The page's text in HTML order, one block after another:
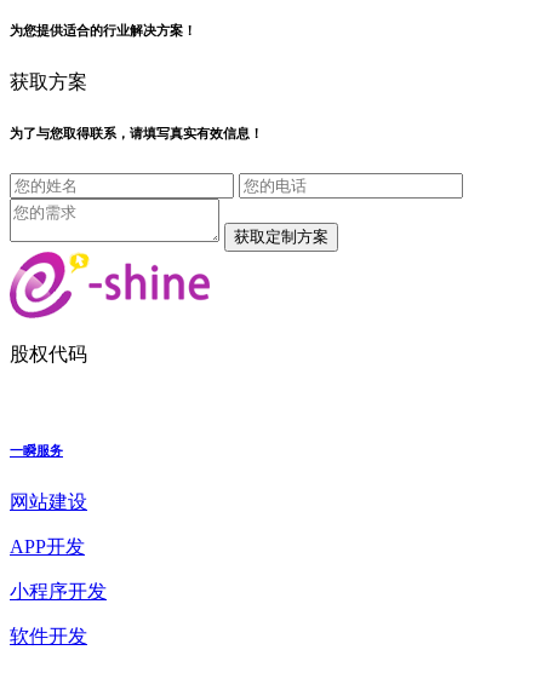
为您提供适合的行业解决方案！
获取方案
为了与您取得联系，请填写真实有效信息！
股权代码
一瞬服务
网站建设
APP开发
小程序开发
软件开发